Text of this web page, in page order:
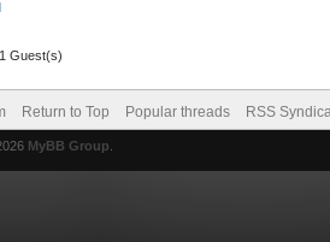
Guest(s)
Return to Top Popular threads RSS
MyBB Group